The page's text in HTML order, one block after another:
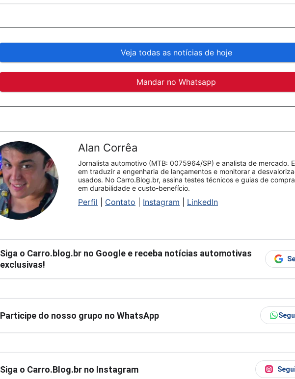
Veja todas as notícias de hoje
Mandar no Whatsapp
Alan Corrêa
Jornalista automotivo (MTB: 0075964/SP) e analista de mercado.
em traduzir a engenharia de lançamentos e monitorar a
usados. No Carro.Blog.br, assina testes técnicos e guias de
em durabilidade e custo-benefício.
Perfil Contato Instagram LinkedIn
Siga o Carro.blog.br no Google e receba notícias automotivas
exclusivas!
Participe do nosso grupo no WhatsApp
Siga o Carro.Blog.br no Instagram